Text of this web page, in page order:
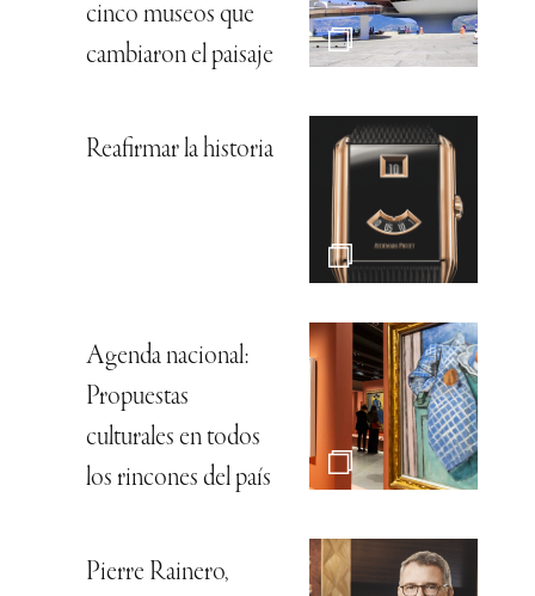
cinco museos que
cambiaron el paisaje
Reafirmar la historia
Agenda nacional:
Propuestas
culturales en todos
los rincones del país
Pierre Rainero,